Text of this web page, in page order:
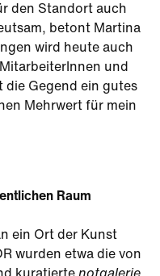
den Standort auch
betont Martina
wird heute auch
und
die Gegend ein gutes
Mehrwert für mein
Raum
ein Ort der Kunst
wurden etwa die von